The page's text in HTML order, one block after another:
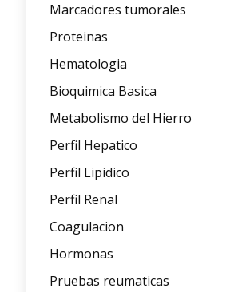
Marcadores tumorales
Proteinas
Hematologia
Bioquimica Basica
Metabolismo del Hierro
Perfil Hepatico
Perfil Lipidico
Perfil Renal
Coagulacion
Hormonas
Pruebas reumaticas